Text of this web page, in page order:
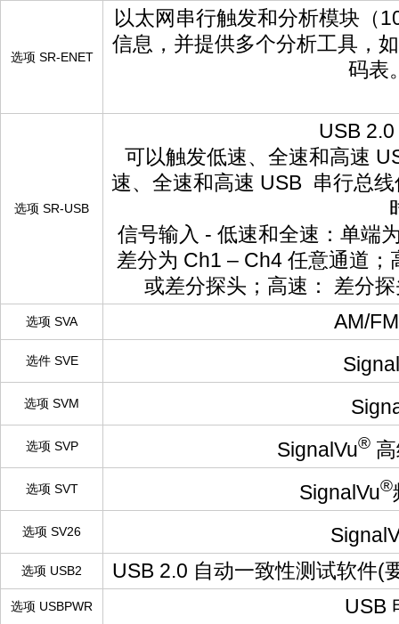
选项 SR-ENET
以太网串行触发和分析模块（
信息，并提供多个分析工具，
码表
选项 SR-USB
USB
可以触发低速、全速和高速
速、全速和高速 USB 串行总
信号输入 - 低速和全速：单端
差分为 Ch1 – Ch4 任意通道
或差分探头；高速： 差分
选项 SVA AM/
选件 SVE
选项 SVM
选项 SVP SignalVu®高
选项 SVT SignalVu®
选项 SV26
选项 USB2 USB 2.0 自动一致性测试软件(
选项 USBPWR USB